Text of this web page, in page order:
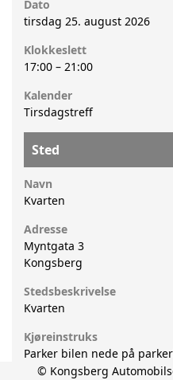
Dato
tirsdag 25. august 2026
Klokkeslett
17:00 – 21:00
Kalender
Tirsdagstreff
Sted
Navn
Kvarten
Adresse
Myntgata 3
Kongsberg
Stedsbeskrivelse
Kvarten
Kjøreinstruks
Parker bilen nede på
© Kongsberg